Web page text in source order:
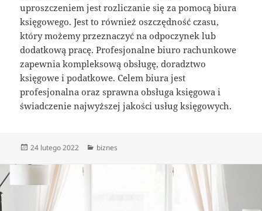
uproszczeniem jest rozliczanie się za pomocą biura
księgowego. Jest to również oszczędność czasu,
który możemy przeznaczyć na odpoczynek lub
dodatkową pracę. Profesjonalne biuro rachunkowe
zapewnia kompleksową obsługę, doradztwo
księgowe i podatkowe. Celem biura jest
profesjonalna oraz sprawna obsługa księgowa i
świadczenie najwyższej jakości usług księgowych.
Data
24 lutego 2022 Kategorie
biznes